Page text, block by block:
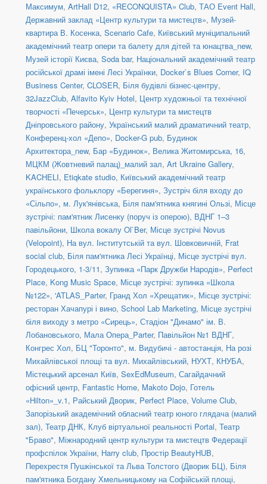
Максимум, ArtHall D12, «RECONQUISTA» Club, ТАО Event Hall,
Державний заклад «Центр культури та мистецтв», Музей-
квартира В. Косенка, Scenario Cafe, Київський муніципальний
академічний театр опери та балету для дітей та юнацтва_new,
Музей історії Києва, Soda bar, Національний академічний театр
російської драмі імені Лесі Українки, Docker`s Blues Corner, IQ
Business Center, CLOSER, Біля будівлі бізнес-центру,
32JazzClub, Alfavito Kyiv Hotel, Центр художньої та технічної
творчості «Печерськ», Центр культури та мистецтв
Дніпровського району, Український малий драматичний театр,
Конференц-хол «Депо», Docker-G pub, Будинок
Архитектора_new, Бар «Будинок», Велика Житомирська, 16,
МЦКМ (Жовтневий палац)_малий зал, Art Ukraine Gallery,
KACHELI, Etiqkate studio, Київський академічний театр
українського фольклору «Берегиня», Зустріч біля входу до
«Сільпо», м. Лук'янівська, Біля пам'ятника княгині Ользі, Місце
зустрічі: пам'ятник Лисенку (поруч із оперою), ВДНГ 1–3
павільйони, Школа вокалу Ol`Ber, Місце зустрічі Novus
(Velopoint), На вул. Інститутській та вул. Шовковичній, Frat
social сlub, Біля пам'ятника Лесі Українці, Місце зустрічі вул.
Городецького, 1-3/11, Зупинка «Парк Дружби Народів», Perfect
Place, Kong Music Space, Місце зустрічі: зупинка «Школа
№122», 'ATLAS_Parter, Гранд Хол «Хрещатик», Місце зустрічі:
ресторан Хачапурі і вино, School Lab Marketing, Місце зустрічі
біля виходу з метро «Сирець», Стадіон "Динамо" ім. В.
Лобановського, Мала Опера_Parter, Павільйон №1 ВДНГ,
Конгрес Хол, БЦ "Торонто", м. Видубичі - автостанція, На розі
Михайлівської площі та вул. Михайлівський, НУХТ, КНУБА,
Містецький арсенал Київ, SexEdMuseum, Сагайдачний
офісний центр, Fantastic Home, Makoto Dojo, Готель
«Hilton»_v.1, Райський Дворик, Perfect Place, Volume Club,
Запорізький академічний обласний театр юного глядача (малий
зал), Театр ДНК, Клуб віртуальної реальності Portal, Театр
"Браво", Міжнародний центр культури та мистецтв Федерації
профспілок України, Harry club, Простір BeautyHUB,
Перехрестя Пушкінської та Льва Толстого (Дворик БЦ), Біля
пам'ятника Богдану Хмельницькому на Софійській площі,